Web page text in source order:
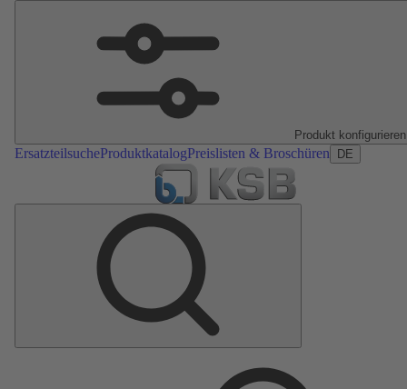
Produkt konfigurieren
ErsatzteilsucheProduktkatalogPreislisten & Broschüren DE